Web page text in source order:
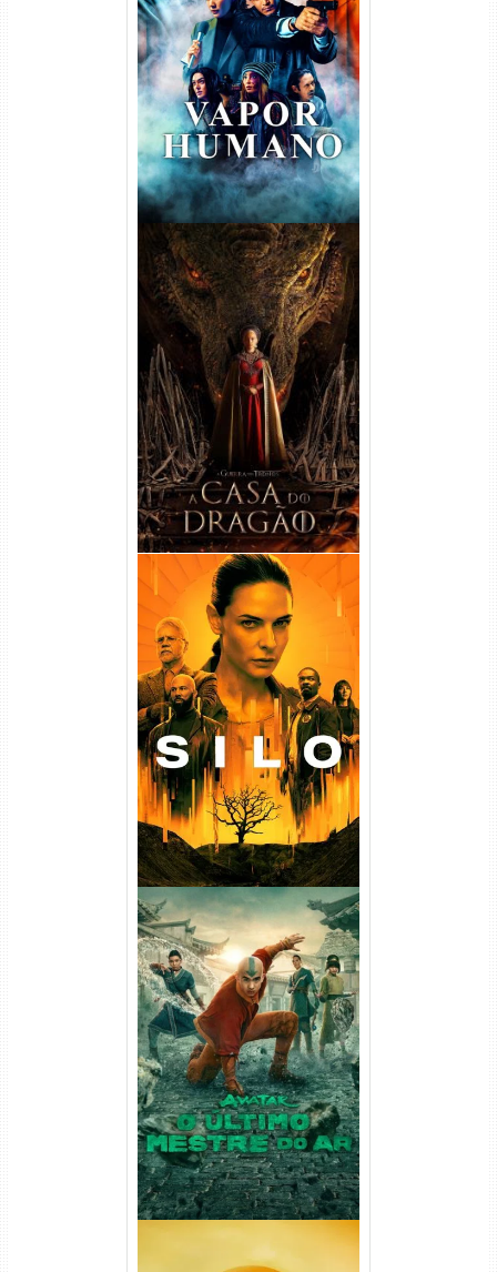
Vapor Humano 1ª Temporada
Torrent (2026) WEB-DL 1080p
Dual Áudio
A Casa do Dragão 1ª
Temporada Torrent (2022)
WEB-DL 720p/1080p Dual
Áudio
Silo 1ª Temporada Torrent
(2023) WEB-DL
720p/1080p/4K Dual Áudio
Avatar: O Último Mestre do
Ar 2ª Temporada Torrent
(2026) WEB-DL 1080p Dual
Áudio